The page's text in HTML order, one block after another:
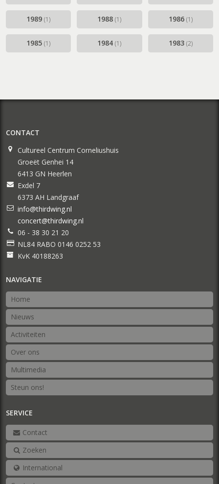
1989(1) 1988(1) 1986 (1)
1985(1) 1984(1) 1983 (2)
CONTACT
Cultureel Centrum Corneliushuis
Groeët Genhei 14
6413 GN Heerlen
Exdel 7
6373 AH Landgraaf
info@thirdwing.nl
concert@thirdwing.nl
06 - 38 30 21 20
NL84 RABO 0146 0252 53
KvK 40188263
NAVIGATIE
Home
Nieuws
Activiteiten
Over ons
Multimedia
Steun ons!
SERVICE
Contact
Zoeken
International